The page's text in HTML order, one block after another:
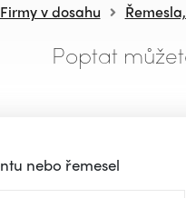
Firmy v dosahu
Poptat
nebo řemesel